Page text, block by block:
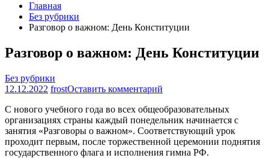
Главная
Без рубрики
Разговор о важном: День Конституции
Разговор о важном: День Конституции
Без рубрики
12.12.2022 frostОставить комментарий
о
важном:
День
Конституции
С нового учебного года во всех общеобразовательных
организациях страны каждый понедельник начинается с
занятия «Разговоры о важном». Соответствующий урок
проходит первым, после торжественной церемонии поднятия
государственного флага и исполнения гимна РФ.